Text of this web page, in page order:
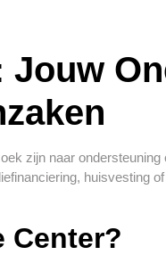
Jouw
zijn naar ondersteuning
huisvesting
Center?